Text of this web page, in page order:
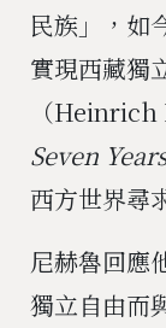
民族」，如
實現西藏獨
（
Seven
西方世界尋
尼赫魯回應
獨立自由而